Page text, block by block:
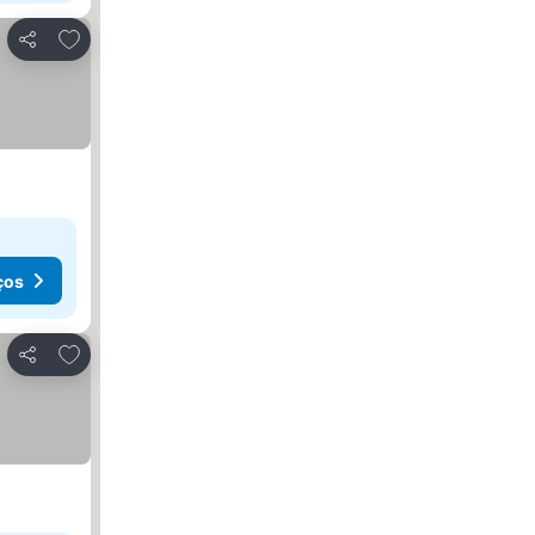
Partilhar
Adicionar aos favoritos
Partilhar
Adicionar aos favoritos